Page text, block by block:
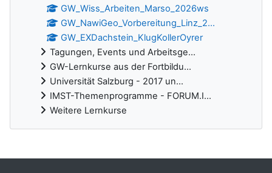
GW_Wiss_Arbeiten_Marso_2026ws
GW_NawiGeo_Vorbereitung_Linz_2...
GW_EXDachstein_KlugKollerOyrer
Tagungen, Events und Arbeitsge...
GW-Lernkurse aus der Fortbildu...
Universität Salzburg - 2017 un...
IMST-Themenprogramme - FORUM.I...
Weitere Lernkurse
Ergänzungsblöcke